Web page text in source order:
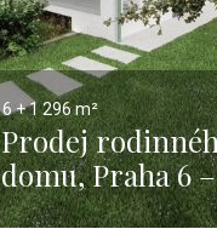
6 + 1296 m²
Prodej
domu, Praha 6 –
296m2